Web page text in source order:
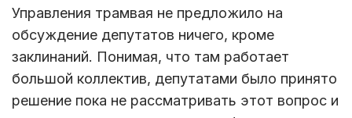
Управления трамвая не предложило на
обсуждение депутатов ничего, кроме
заклинаний. Понимая, что там работает
большой коллектив, депутатами было принято
решение пока не рассматривать этот вопрос и